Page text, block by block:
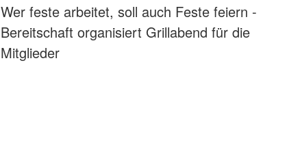
Wer feste arbeitet, soll auch Feste feiern -
Bereitschaft organisiert Grillabend für die
Mitglieder